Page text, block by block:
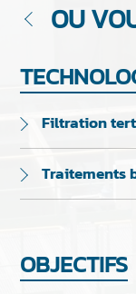
OU
Filtration
Traitements
OBJECTIFS